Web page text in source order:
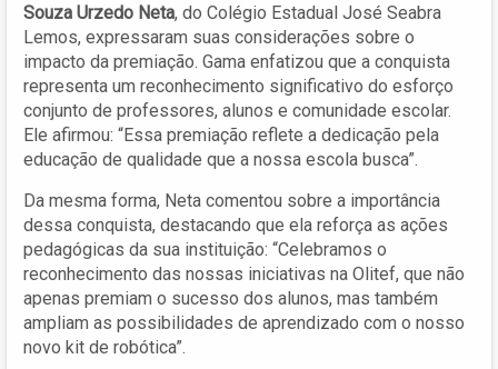
Souza Urzedo Neta, do Colégio Estadual José Seabra
Lemos, expressaram suas considerações sobre o
impacto da premiação. Gama enfatizou que a conquista
representa um reconhecimento significativo do esforço
conjunto de professores, alunos e comunidade escolar.
Ele afirmou: “Essa premiação reflete a dedicação pela
educação de qualidade que a nossa escola busca”.
Da mesma forma, Neta comentou sobre a importância
dessa conquista, destacando que ela reforça as ações
pedagógicas da sua instituição: “Celebramos o
reconhecimento das nossas iniciativas na Olitef, que não
apenas premiam o sucesso dos alunos, mas também
ampliam as possibilidades de aprendizado com o nosso
novo kit de robótica”.